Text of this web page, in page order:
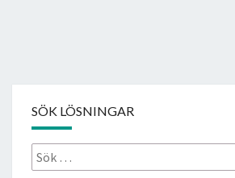
SÖK LÖSNINGAR
Sök
efter: